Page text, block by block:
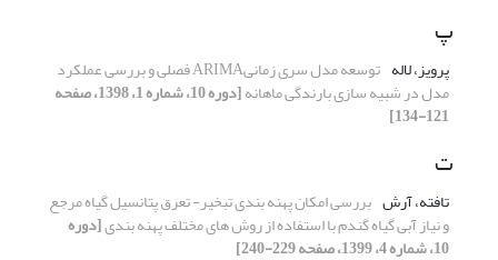
پ
پرویز، لاله توسعه مدل سری زمانیARIMA فصلی و بررسی عملکرد
مدل در شبیه سازی بارندگی ماهانه [دوره 10، شماره 1، 1398، صفحه
121-134]
ت
تافته، آرش بررسی امکان پهنه بندی تبخیر- تعرق پتانسیل گیاه مرجع
و نیاز آبی گیاه گندم با استفاده از روش های مختلف پهنه بندی[دوره
10، شماره 4، 1399، صفحه 229-240]